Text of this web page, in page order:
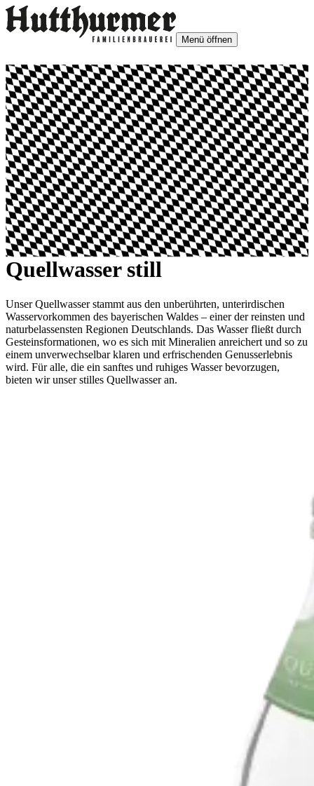
Menü öffnen
Quellwasser still
Unser Quellwasser stammt aus den unberührten, unterirdischen
Wasservorkommen des bayerischen Waldes – einer der reinsten und
naturbelassensten Regionen Deutschlands. Das Wasser fließt durch
Gesteinsformationen, wo es sich mit Mineralien anreichert und so zu
einem unverwechselbar klaren und erfrischenden Genusserlebnis
wird. Für alle, die ein sanftes und ruhiges Wasser bevorzugen,
bieten wir unser stilles Quellwasser an.